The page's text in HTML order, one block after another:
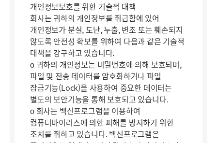
개인정보보호를 위한 기술적 대책
회사는 귀하의 개인정보를 취급함에 있어
개인정보가 분실, 도난, 누출, 변조 또는 훼손되지
않도록 안전성 확보를 위하여 다음과 같은 기술적
대책을 강구하고 있습니다.
ο 귀하의 개인정보는 비밀번호에 의해 보호되며,
파일 및 전송 데이터를 암호화하거나 파일
잠금기능(Lock)을 사용하여 중요한 데이터는
별도의 보안기능을 통해 보호되고 있습니다.
ο 회사는 백신프로그램을 이용하여
컴퓨터바이러스에 의한 피해를 방지하기 위한
조치를 취하고 있습니다. 백신프로그램은